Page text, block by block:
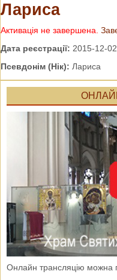
Лариса
Активація не завершена.
Дата реєстрації: 2015-12-
Псевдонім (Нік): Лариса
Онлайн трансляцію можна